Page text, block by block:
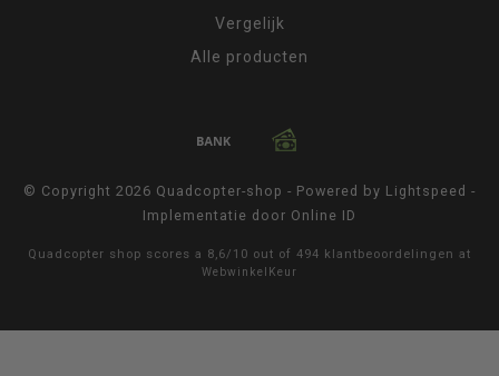
Vergelijk
Alle producten
© Copyright 2026 Quadcopter-shop - Powered by Lightspeed -
Implementatie door Online ID
Quadcopter shop scores a 8,6/ 10 out of 494 klantbeoordelingen at
WebwinkelKeur